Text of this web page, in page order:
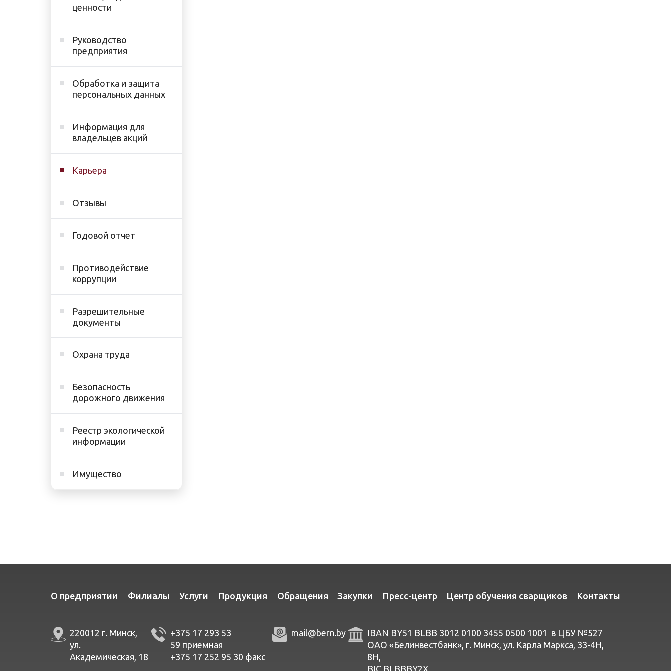
ценности
Руководство
предприятия
Обработка и защита
персональных данных
Информация для
владельцев акций
Карьера
Отзывы
Годовой отчет
Противодействие
коррупции
Разрешительные
документы
Охрана труда
Безопасность
дорожного движения
Реестр экологической
информации
Имущество
О предприятии Филиалы Услуги Продукция Обращения Закупки Пресс-центр Центр обучения сварщиков Контакты
220012 г. Минск,
ул.
Академическая, 18
+375 17 293 53
59 приемная
+375 17 252 95 30 факc
mail@bern.by
IBAN BY51 BLBB 3012 0100 3455 0500 1001 в ЦБУ №527
ОАО «Белинвестбанк», г. Минск, ул. Карла Маркса, 33-4Н,
8Н,
BIC BLBBBY2X